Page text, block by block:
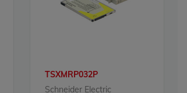
TSXMRP032P
Schneider Electric